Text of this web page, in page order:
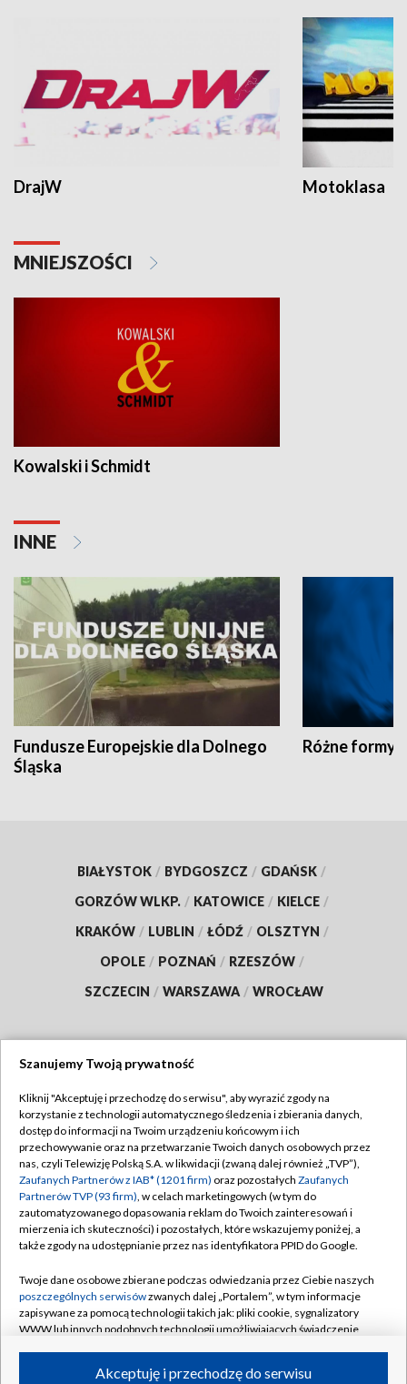
DrajW Motoklasa
MNIEJSZOŚCI
Kowalski i Schmidt
INNE
Fundusze Europejskie dla Dolnego
Śląska
Różne formy
BIAŁYSTOK / BYDGOSZCZ / GDAŃSK /
GORZÓW WLKP. / KATOWICE / KIELCE /
KRAKÓW / LUBLIN / ŁÓDŹ / OLSZTYN /
OPOLE / POZNAŃ / RZESZÓW /
SZCZECIN / WARSZAWA / WROCŁAW
TVP
Abonament TVP
Emisja w TVP
Centrum informacji TVP
Naziemna Telewizja Cyfrowa
Rada Programowa
System NOS
Informacje o nadawcy
Regulamin TVP
Polityka prywatności
Moje zgody
Pomoc
Kontakt
Kanały
Szanujemy Twoją prywatność
Kliknij "Akceptuję i przechodzę do serwisu", aby wyrazić zgody na
korzystanie z technologii automatycznego śledzenia i zbierania danych,
dostęp do informacji na Twoim urządzeniu końcowym i ich
przechowywanie oraz na przetwarzanie Twoich danych osobowych przez
nas, czyli Telewizję Polską S.A. w likwidacji (zwaną dalej również „TVP”),
Zaufanych Partnerów z IAB* (1201 firm) oraz pozostałych Zaufanych
Partnerów TVP (93 firm), w celach marketingowych (w tym do
zautomatyzowanego dopasowania reklam do Twoich zainteresowań i
mierzenia ich skuteczności) i pozostałych, które wskazujemy poniżej, a
także zgody na udostępnianie przez nas identyfikatora PPID do Google.
Twoje dane osobowe zbierane podczas odwiedzania przez Ciebie naszych
poszczególnych serwisówzwanych dalej „Portalem”, w tym informacje
zapisywane za pomocą technologii takich jak: pliki cookie, sygnalizatory
WWW lub innych podobnych technologii umożliwiających świadczenie
ruchu w Internecie.Akceptuję i przechodzę do serwisu